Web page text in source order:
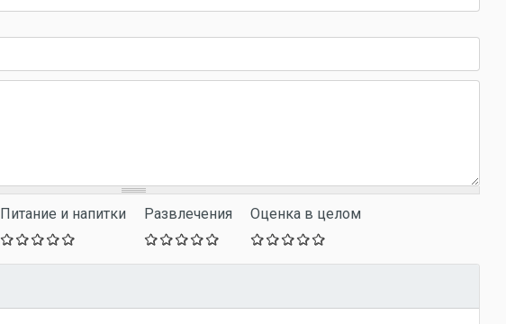
Питание и напитки Развлечения Оценка в целом